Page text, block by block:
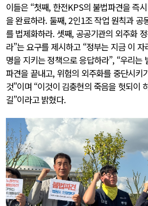
이들은 “첫째, 한전KPS의 불법파견을 즉
을 완료하라. 둘째, 2인1조 작업 원칙과 공
를 법제화하라. 셋째, 공공기관의 외주화
라”는 요구를 제시하고 “정부는 지금 이
명을 지키는 정책으로 응답하라”, “우리는
파견을 끝내고, 위험의 외주화를 중단시키
것”이며 “이것이 김충현의 죽음을 헛되이
길”이라고 밝혔다.